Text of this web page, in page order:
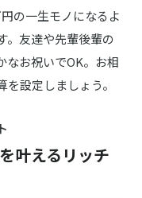
商品詳細はこちら
の一生モノになるよ
。友達や先輩後輩の
なお祝いでOK。お相
設定しましょう。
叶えるリッチ